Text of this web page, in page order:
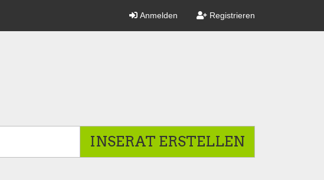
Anmelden Registrieren
INSERAT ERSTELLEN